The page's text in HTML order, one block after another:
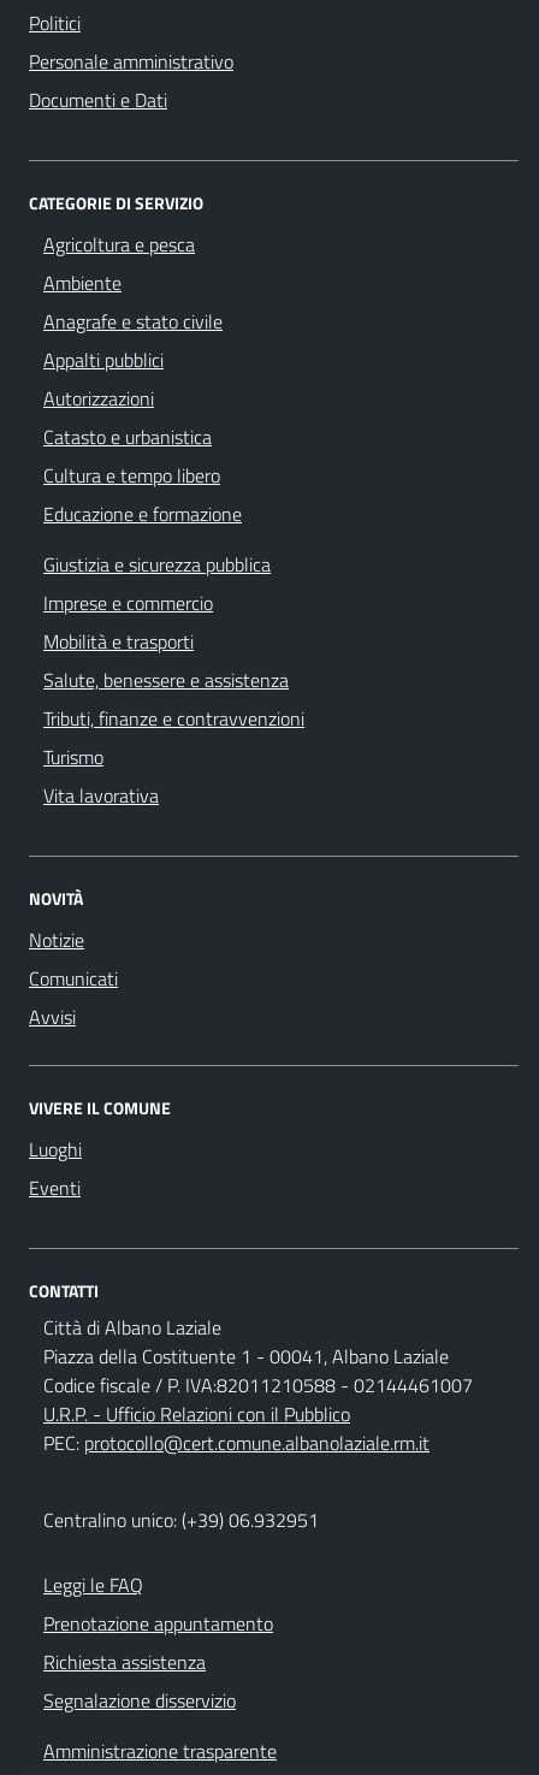
Politici
Personale amministrativo
Documenti e Dati
CATEGORIE DI SERVIZIO
Agricoltura e pesca
Ambiente
Anagrafe e stato civile
Appalti pubblici
Autorizzazioni
Catasto e urbanistica
Cultura e tempo libero
Educazione e formazione
Giustizia e sicurezza pubblica
Imprese e commercio
Mobilità e trasporti
Salute, benessere e assistenza
Tributi, finanze e contravvenzioni
Turismo
Vita lavorativa
NOVITÀ
Notizie
Comunicati
Avvisi
VIVERE IL COMUNE
Luoghi
Eventi
CONTATTI
Città di Albano Laziale
Piazza della Costituente 1 - 00041, Albano Laziale
Codice fiscale / P. IVA:82011210588 - 02144461007
U.R.P. - Ufficio Relazioni con il Pubblico
PEC: protocollo@cert.comune.albanolaziale.rm.it
Centralino unico: (+39) 06.932951
Leggi le FAQ
Prenotazione appuntamento
Richiesta assistenza
Segnalazione disservizio
Amministrazione trasparente